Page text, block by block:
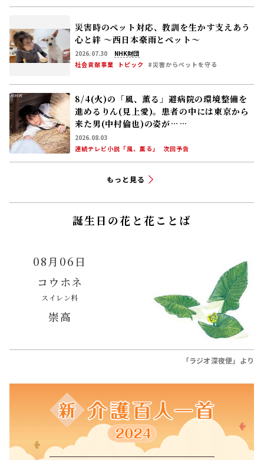
災害時のペット対応、教訓を生かす――支えあう
心と絆 〜西日本豪雨とペット〜
2026.07.30
NHK財団
社会貢献事業
トピック #災害からペットを守る
8/4(火)の「風、薫る」避病院の環境整備を
進めるりん(見上愛)。患者の中には東京から
来た男(中村倫也)の姿が……
2026.08.03
連続テレビ小説「風、薫る」
次回予告
もっと見る
誕生日の花と花ことば
08月06日
コウホネ
スイレン科
崇高
「ラジオ深夜便」より